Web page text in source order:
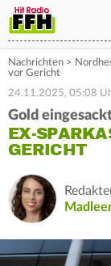
Nachrichten >
vor Gericht
24.11.2025, 05:08
Gold
EX-
GERICHT